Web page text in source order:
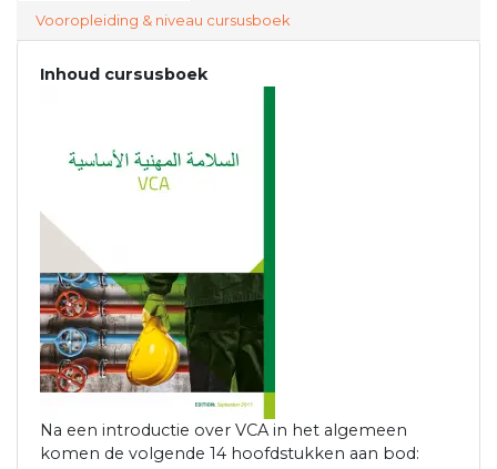
Vooropleiding & niveau cursusboek
Inhoud cursusboek
Na een introductie over VCA in het algemeen
komen de volgende 14 hoofdstukken aan bod: